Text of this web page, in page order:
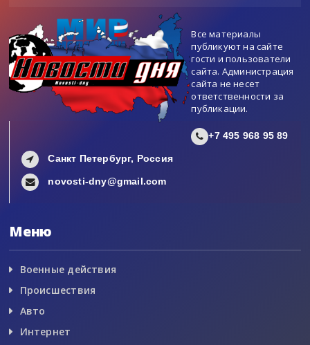
Все материалы
публикуют на сайте
гости и пользователи
сайта. Администрация
сайта не несет
ответственности за
публикации.
+7 495 968 95 89
Санкт Петербург, Россия
novosti-dny@gmail.com
Меню
Военные действия
Происшествия
Авто
Интернет